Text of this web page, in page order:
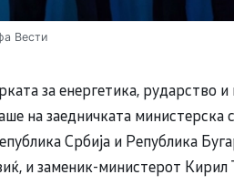
Вести
за енергетика, рударство
на заедничката
Србија и Република
и заменик-министерот Кирил